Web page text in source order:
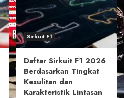
Sirkuit F1
Daftar Sirkuit F1 2026
Berdasarkan Tingkat
Kesulitan dan
Karakteristik Lintasan